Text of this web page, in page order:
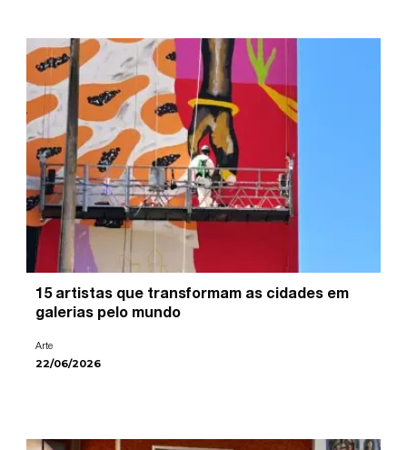
15 artistas que transformam as cidades em
galerias pelo mundo
Arte
22/06/2026